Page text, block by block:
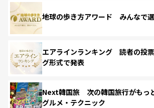
地球の歩き方アワード みんなで選
エアラインランキング 読者の投
グ形式で発表
Next韓国旅 次の韓国旅行がもっ
グルメ・テクニック